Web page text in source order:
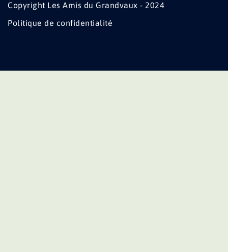
Copyright Les Amis du Grandvaux - 2024
Politique de confidentialité